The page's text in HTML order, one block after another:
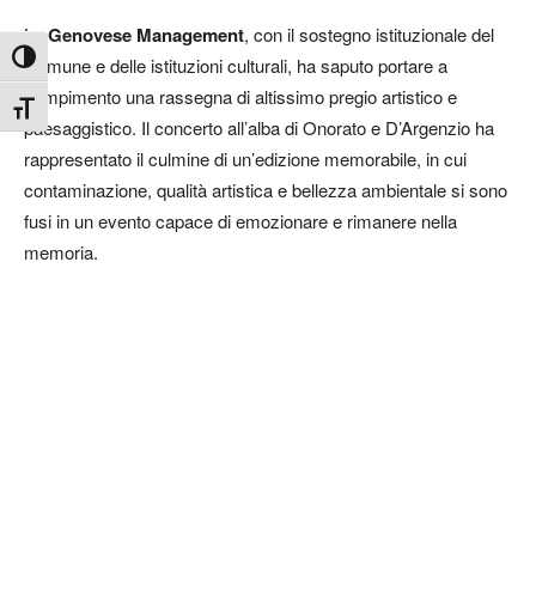
Attiva/disattiva alto contrasto
Attiva/disattiva dimensione testo
LaGenovese Management, con il sostegno istituzionale del
Comune e delle istituzioni culturali, ha saputo portare a
compimento una rassegna di altissimo pregio artistico e
paesaggistico. Il concerto all’alba di Onorato e D’Argenzio ha
rappresentato il culmine di un’edizione memorabile, in cui
contaminazione, qualità artistica e bellezza ambientale si sono
fusi in un evento capace di emozionare e rimanere nella
memoria.